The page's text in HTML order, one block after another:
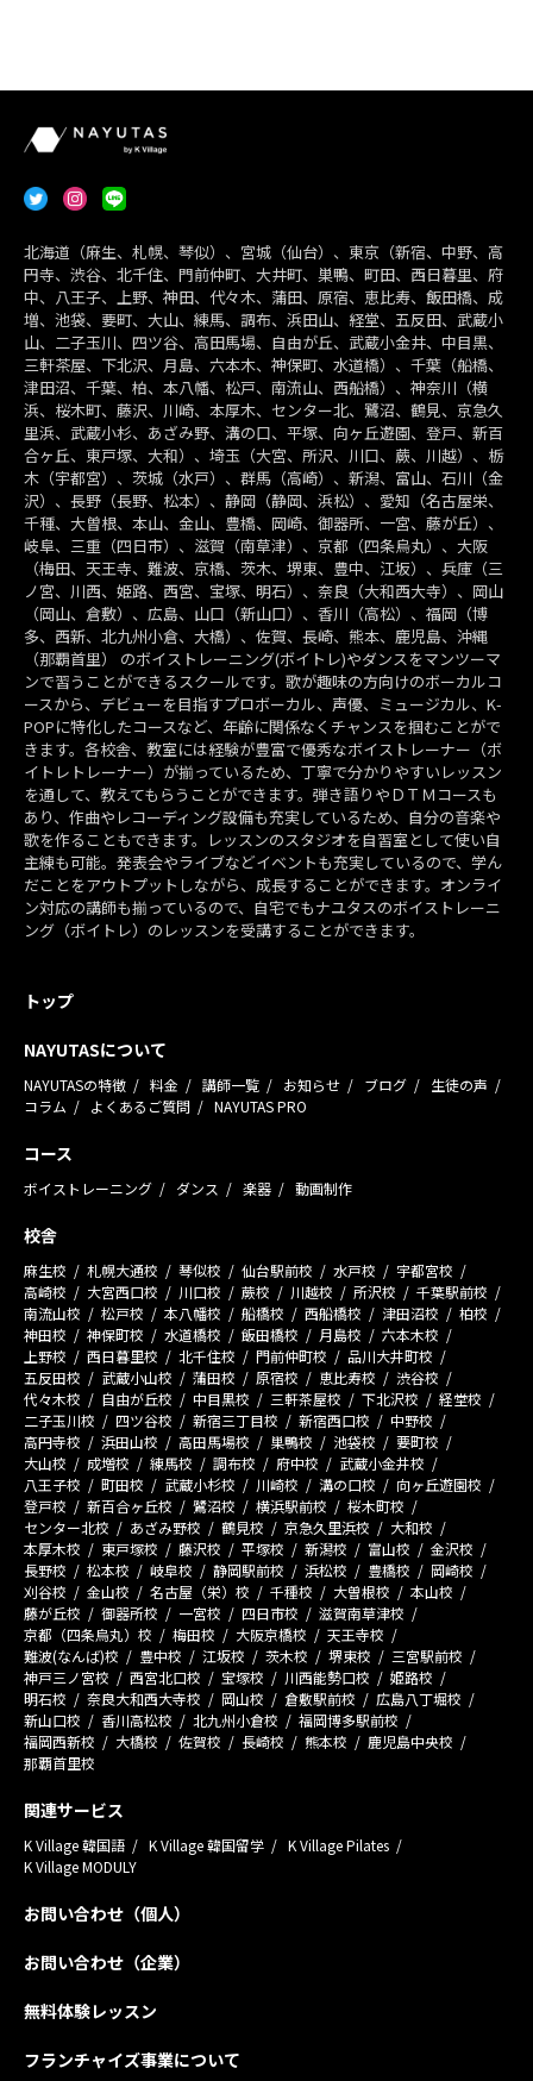
北海道（麻生、札幌、琴似）、宮城（仙台）、東京（新宿、中野、高
円寺、渋谷、北千住、門前仲町、大井町、巣鴨、町田、西日暮里、府
中、八王子、上野、神田、代々木、蒲田、原宿、恵比寿、飯田橋、成
増、池袋、要町、大山、練馬、調布、浜田山、経堂、五反田、武蔵小
山、二子玉川、四ツ谷、高田馬場、自由が丘、武蔵小金井、中目黒、
三軒茶屋、下北沢、月島、六本木、神保町、水道橋）、千葉（船橋、
津田沼、千葉、柏、本八幡、松戸、南流山、西船橋）、神奈川（横
浜、桜木町、藤沢、川崎、本厚木、センター北、鷺沼、鶴見、京急久
里浜、武蔵小杉、あざみ野、溝の口、平塚、向ヶ丘遊園、登戸、新百
合ヶ丘、東戸塚、大和）、埼玉（大宮、所沢、川口、蕨、川越）、栃
木（宇都宮）、茨城（水戸）、群馬（高崎）、新潟、富山、石川（金
沢）、長野（長野、松本）、静岡（静岡、浜松）、愛知（名古屋栄、
千種、大曽根、本山、金山、豊橋、岡崎、御器所、一宮、藤が丘）、
岐阜、三重（四日市）、滋賀（南草津）、京都（四条烏丸）、大阪
（梅田、天王寺、難波、京橋、茨木、堺東、豊中、江坂）、兵庫（三
ノ宮、川西、姫路、西宮、宝塚、明石）、奈良（大和西大寺）、岡山
（岡山、倉敷）、広島、山口（新山口）、香川（高松）、福岡（博
多、西新、北九州小倉、大橋）、佐賀、長崎、熊本、鹿児島、沖縄
（那覇首里） のボイストレーニング(ボイトレ)やダンスをマンツーマ
ンで習うことができるスクールです。歌が趣味の方向けのボーカルコ
ースから、デビューを目指すプロボーカル、声優、ミュージカル、K-
POPに特化したコースなど、年齢に関係なくチャンスを掴むことがで
きます。各校舎、教室には経験が豊富で優秀なボイストレーナー（ボ
イトレトレーナー）が揃っているため、丁寧で分かりやすいレッスン
を通して、教えてもらうことができます。弾き語りやＤＴＭコースも
あり、作曲やレコーディング設備も充実しているため、自分の音楽や
歌を作ることもできます。レッスンのスタジオを自習室として使い自
主練も可能。発表会やライブなどイベントも充実しているので、学ん
だことをアウトプットしながら、成長することができます。オンライ
ン対応の講師も揃っているので、自宅でもナユタスのボイストレーニ
ング（ボイトレ）のレッスンを受講することができます。
トップ
NAYUTASについて
NAYUTASの特徴 料金 講師一覧 お知らせ ブログ
生徒の声
コラム
よくあるご質問 NAYUTAS PRO
コース
ボイストレーニング ダンス 楽器 動画制作
校舎
麻生校 札幌大通校 琴似校 仙台駅前校 水戸校
宇都宮校
高崎校
大宮西口校 川口校 蕨校 川越校 所沢校
千葉駅前校
南流山校
松戸校 本八幡校 船橋校 西船橋校 津田沼校
柏校
神田校
神保町校 水道橋校 飯田橋校 月島校
六本木校
上野校
西日暮里校 北千住校 門前仲町校
品川大井町校
五反田校
武蔵小山校 蒲田校 原宿校 恵比寿校
渋谷校
代々木校
自由が丘校 中目黒校 三軒茶屋校 下北沢校
経堂校
二子玉川校
四ツ谷校 新宿三丁目校 新宿西口校
中野校
高円寺校
浜田山校 高田馬場校 巣鴨校 池袋校
要町校
大山校
成増校 練馬校 調布校 府中校
武蔵小金井校
八王子校
町田校 武蔵小杉校 川崎校 溝の口校
向ヶ丘遊園校
登戸校
新百合ヶ丘校 鷺沼校 横浜駅前校
桜木町校
センター北校
あざみ野校 鶴見校 京急久里浜校
大和校
本厚木校
東戸塚校 藤沢校 平塚校 新潟校 富山校
金沢校
長野校
松本校 岐阜校 静岡駅前校 浜松校 豊橋校
岡崎校
刈谷校
金山校 名古屋（栄）校 千種校 大曽根校
本山校
藤が丘校
御器所校 一宮校 四日市校
滋賀南草津校
京都（四条烏丸）校
梅田校 大阪京橋校
天王寺校
難波(なんば)校
豊中校 江坂校 茨木校 堺東校
三宮駅前校
神戸三ノ宮校
西宮北口校 宝塚校 川西能勢口校
姫路校
明石校
奈良大和西大寺校 岡山校 倉敷駅前校
広島八丁堀校
新山口校
香川高松校 北九州小倉校
福岡博多駅前校
福岡西新校
大橋校 佐賀校 長崎校 熊本校
鹿児島中央校
那覇首里校
関連サービス
K Village 韓国語 K Village 韓国留学
K Village Pilates
K Village MODULY
お問い合わせ（個人）
お問い合わせ（企業）
無料体験レッスン
フランチャイズ事業について